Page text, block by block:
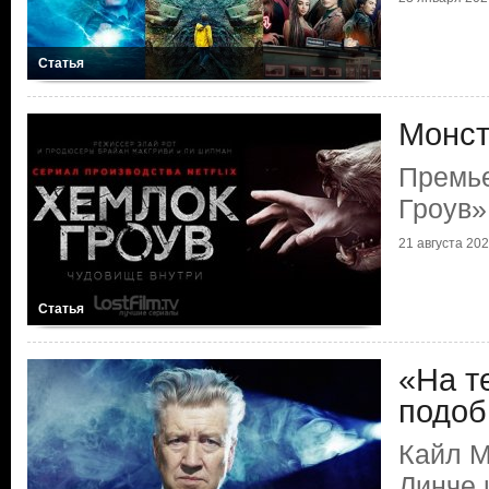
Статья
Статья
Гроув»
21 августа
«На
Кайл